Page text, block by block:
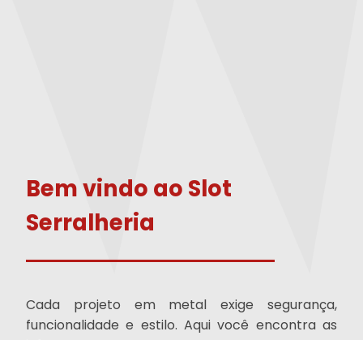
Bem vindo ao Slot
Serralheria
Cada projeto em metal exige segurança,
funcionalidade e estilo. Aqui você encontra as